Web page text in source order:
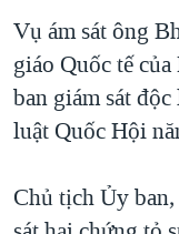
Vụ ám sát ông
giáo Quốc tế
ban giám sát
luật Quốc Hội
Chủ tịch Ủy